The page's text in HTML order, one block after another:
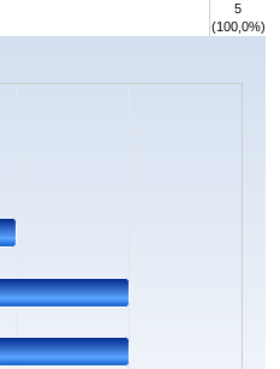
5
(100,0%)